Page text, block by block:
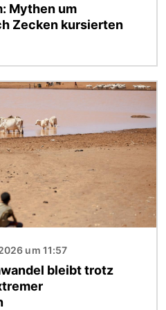
Mythen um
Zecken kursierten
um 11:57
bleibt trotz